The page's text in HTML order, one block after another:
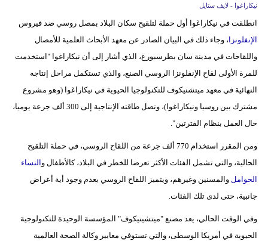
نيكاراغوا - لايف ستايل
انطلقت في نيكاراغوا أول حملة لتلقيح سكان البلاد بمصل روسي ضد فيروس
الإنفلونزا، وجاء ذلك في البيان الصادر عن معهد الأبحاث العلمية للأمصال
واللقاحات في مدينة سان بطرسبورغ، الذي أشار إلى أن نيكاراغوا "استخدمت
للمرة الأولى لقاح الإنفلونزا الروسي الصنع، والذي تستكمل مراحل إنتاجه
النهائية في معهد ميتشنيكوف للتكنولوجيا الحيوية في نيكاراغوا (وهو مشروع
مشترك بين روسيا ونيكاراغوا)، وتصل طاقته الإنتاجية إلى 300 ألف جرعة يوميا،
حال العمل بنظام الفترتين".
ومن المقرر استخدام 770 ألف جرعة من اللقاح الروسي، في حملة التلقيح
الحالية، والتي تشمل الفئات الأكثر تعرضا للخطر في البلاد، كالأطفال و النساء
الحوامل والمسنين وغيرهم، ويتميز اللقاح الروسي بعدم وجود أية أعراض
جانبية، حتى لدى تلك الفئات.
وفي الوقت الحالي، يعد مصنع "ميتشينيكوف" المؤسسة الوحيدة للتكنولوجية
الحيوية في أمريكا الوسطى، والتي تستوفي معايير وكالة الصحة العالمية